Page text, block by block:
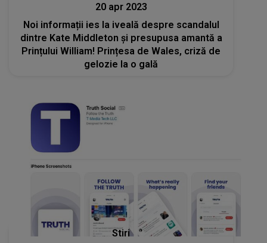
20 apr 2023
Noi informații ies la iveală despre scandalul
dintre Kate Middleton și presupusa amantă a
Prințului William! Prințesa de Wales, criză de
gelozie la o gală
Stiri